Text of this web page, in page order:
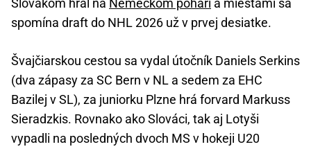
spomína draft do NHL 2026 už v prvej desiatke.
Švajčiarskou cestou sa vydal útočník Daniels Serkins
(dva zápasy za SC Bern v NL a sedem za EHC
Bazilej v SL), za juniorku Plzne hrá forvard Markuss
Sieradzkis. Rovnako ako Slováci, tak aj Lotyši
vypadli na posledných dvoch MS v hokeji U20